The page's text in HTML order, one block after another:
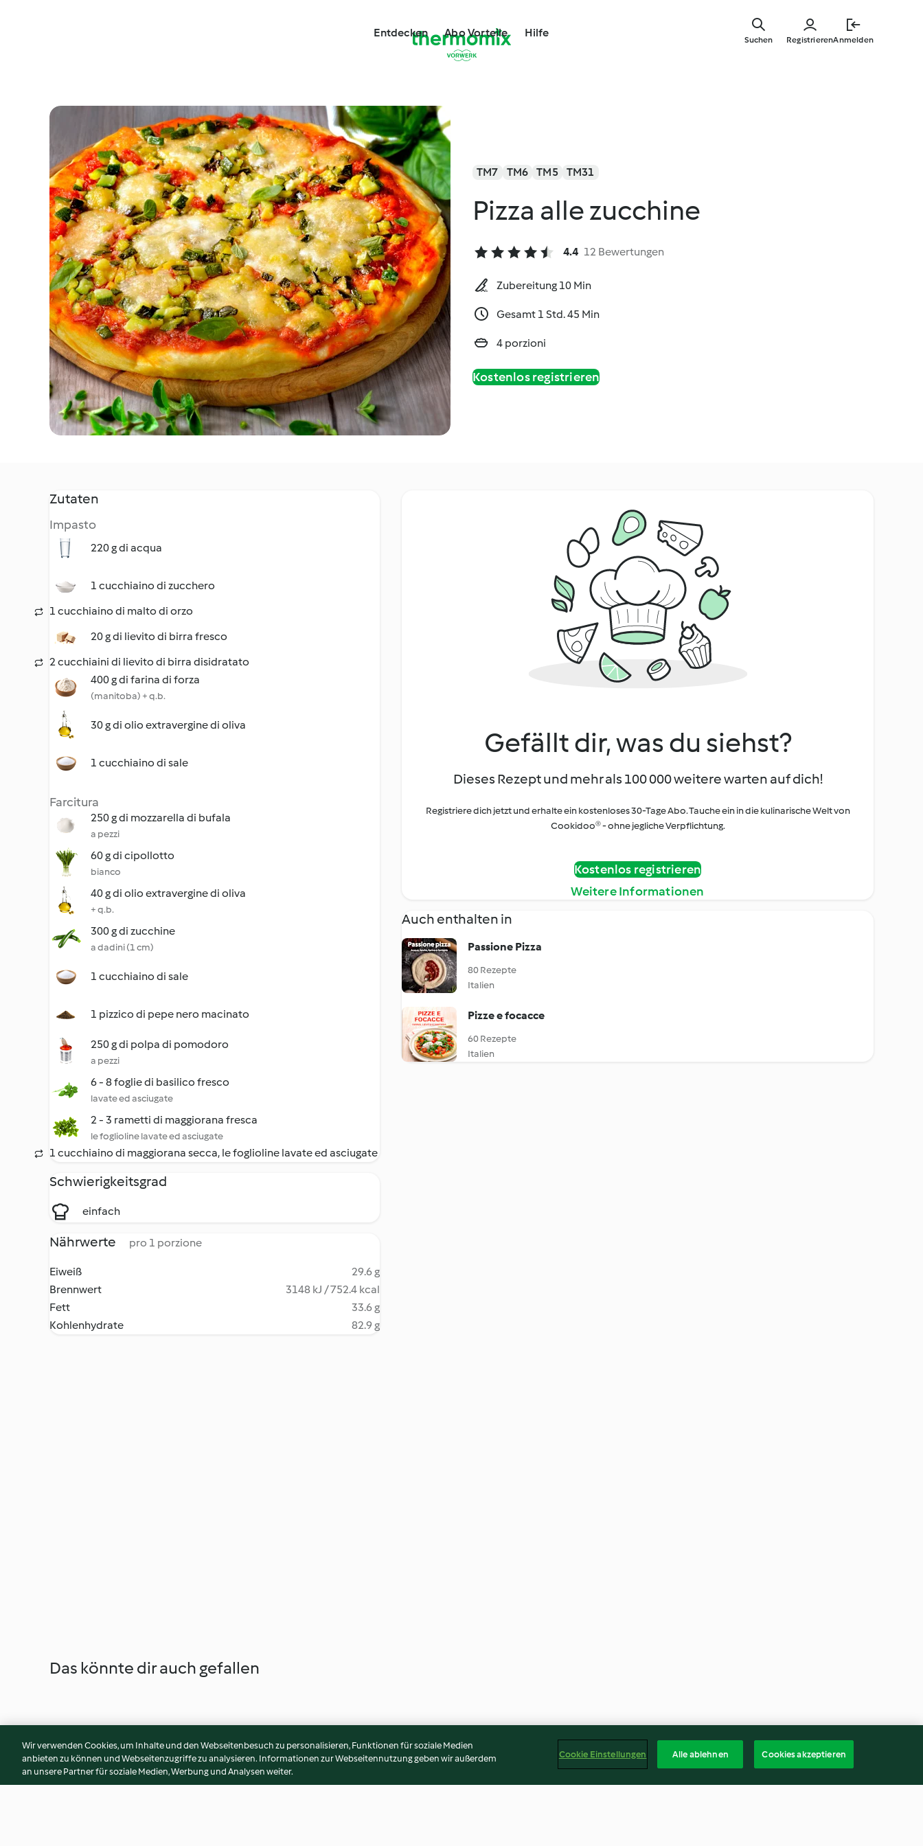
Entdecken Abo Vorteile Hilfe
RegistrierenAnmelden
Suchen
TM7 TM6 TM5 TM31
Pizza alle zucchine
4.4 12 Bewertungen
Zubereitung 10 Min
Gesamt 1 Std. 45 Min
4 porzioni
Kostenlos registrieren
Zutaten
Impasto
220 g di acqua
1 cucchiaino di zucchero
1 cucchiaino di malto di orzo
20 g di lievito di birra fresco
2 cucchiaini di lievito di birra disidratato
400 g di farina di forza
(manitoba) + q.b.
30 g di olio extravergine di oliva
1 cucchiaino di sale
Farcitura
250 g di mozzarella di bufala
a pezzi
60 g di cipollotto
bianco
40 g di olio extravergine di oliva
+ q.b.
300 g di zucchine
a dadini (1 cm)
1 cucchiaino di sale
1 pizzico di pepe nero macinato
250 g di polpa di pomodoro
a pezzi
6 - 8 foglie di basilico fresco
lavate ed asciugate
2 - 3 rametti di maggiorana fresca
le foglioline lavate ed asciugate
1 cucchiaino di maggiorana secca, le foglioline lavate ed asciugate
Schwierigkeitsgrad
einfach
Nährwerte pro 1 porzione
Eiweiß
29.6 g
Brennwert
3148 kJ / 752.4 kcal
Fett
33.6 g
Kohlenhydrate
82.9 g
Gefällt dir, was du siehst?
Dieses Rezept und mehr als 100 000 weitere warten auf dich!
Registriere dich jetzt und erhalte ein kostenloses 30-Tage Abo. Tauche ein in die kulinarische Welt von
Cookidoo® - ohne jegliche Verpflichtung.
Kostenlos registrieren
Weitere Informationen
Auch enthalten in
Passione Pizza
80 Rezepte
Italien
Pizze e focacce
60 Rezepte
Italien
Das könnte dir auch gefallen
Wir verwenden Cookies, um Inhalte und den Webseitenbesuch zu personalisieren, Funktionen für soziale Medien
anbieten zu können und Webseitenzugriffe zu analysieren. Informationen zur Webseitennutzung geben wir außerdem
an unsere Partner für soziale Medien, Werbung und Analysen weiter.
Cookie Einstellungen Alle ablehnen Cookies akzeptieren